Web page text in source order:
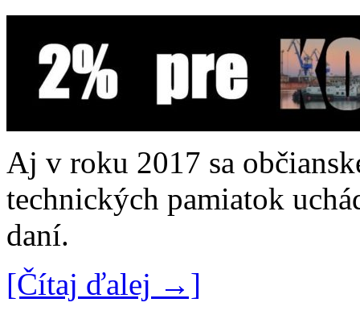
Aj v roku 2017 sa
technických pamiatok
daní.
[Čítaj ďalej →]